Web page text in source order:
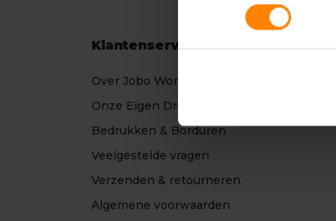
Klantenservice
Over Jobo Workwear
Onze Eigen Drukkerij
Bedrukken & Borduren
Veelgestelde vragen
Verzenden & retourneren
Algemene voorwaarden